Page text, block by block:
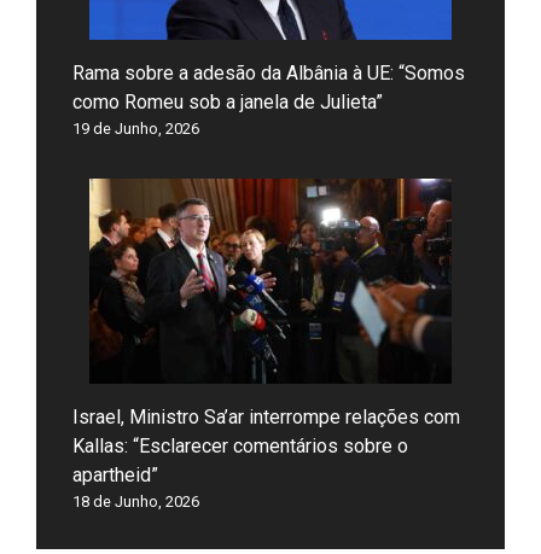
Rama sobre a adesão da Albânia à UE: “Somos
como Romeu sob a janela de Julieta”
19 de Junho, 2026
Israel, Ministro Sa’ar interrompe relações com
Kallas: “Esclarecer comentários sobre o
apartheid”
18 de Junho, 2026